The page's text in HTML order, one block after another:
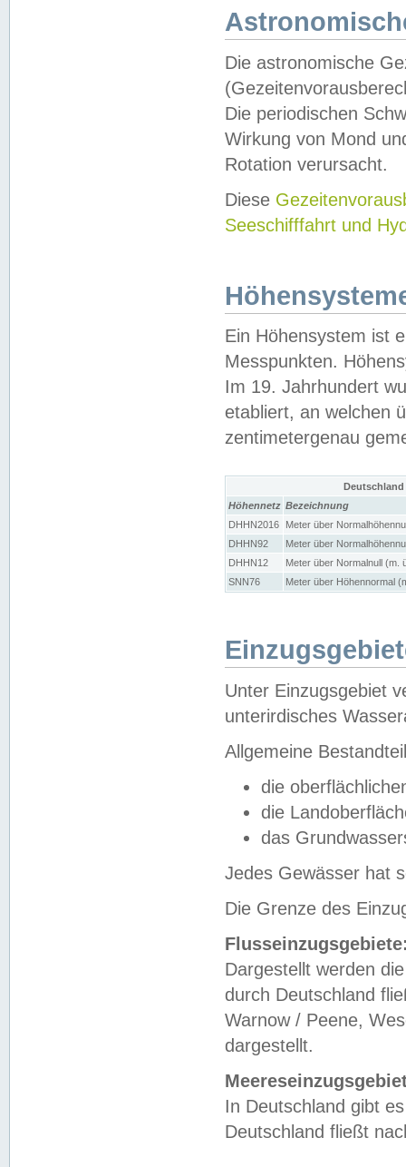
Die astronomische
Die periodischen
Wirkung von Mond
Rotation verursacht.
Diese
Seeschifffahrt und
Ein Höhensystem ist
Messpunkten.
Im 19. Jahrhundert
etabliert, an welchen
zentimetergenau
Höhennetz Bezeichnung
DHHN2016
Meter über
DHHN92
Meter über
DHHN12
Meter über Normalnull (m.
SNN76
Meter über Höhennormal
Unter Einzugsgebiet
unterirdisches
Allgemeine
die
die
das
Jedes Gewässer hat
Die Grenze des
Dargestellt werden
durch Deutschland
Warnow / Peene,
dargestellt.
In Deutschland gibt
Deutschland fließt